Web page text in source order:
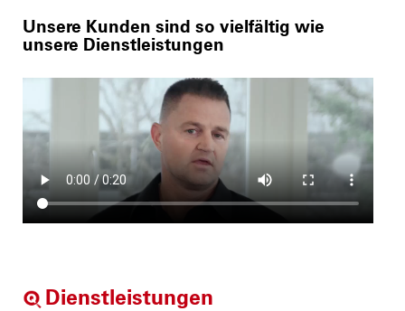
Unsere Kunden sind so vielfältig wie
unsere Dienstleistungen
Dienstleistungen